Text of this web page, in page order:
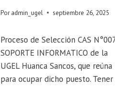
Por admin_ugel septiembre 26, 2025
Proceso de Selección CAS
SOPORTE INFORMATICO de la
UGEL Huanca Sancos, que
para ocupar dicho puesto. Tener